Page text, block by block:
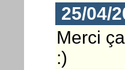
25/04/
Merci
:)